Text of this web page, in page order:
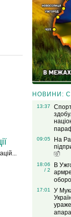
НОВИНИ:
13:37
09:05
На
18:06
/ 2
В
17:01
У